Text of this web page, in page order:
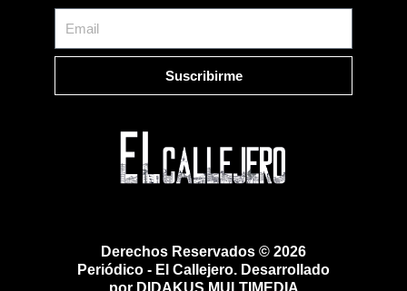
k
Email
Suscribirme
Derechos Reservados © 2026
Periódico - El Callejero. Desarrollado